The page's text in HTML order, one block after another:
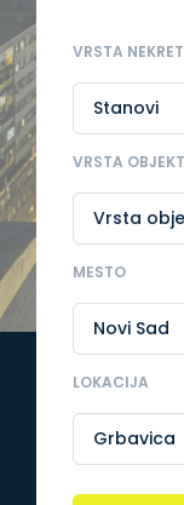
VRSTA
VRSTA
MESTO
LOKACIJA
Grbavica